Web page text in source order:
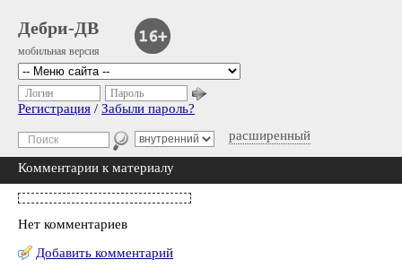
Дебри-ДВ
мобильная версия
расширенный
Логин Пароль
Регистрация / Забыли пароль?
Комментарии к материалу
Нет комментариев
Добавить комментарий